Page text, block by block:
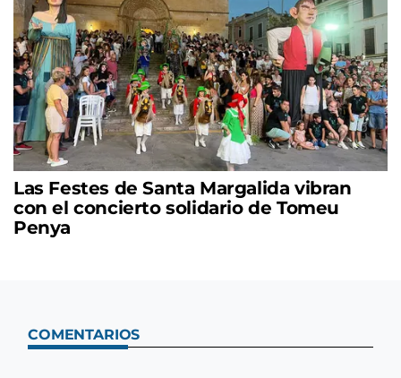
Las Festes de Santa Margalida vibran
con el concierto solidario de Tomeu
Penya
COMENTARIOS